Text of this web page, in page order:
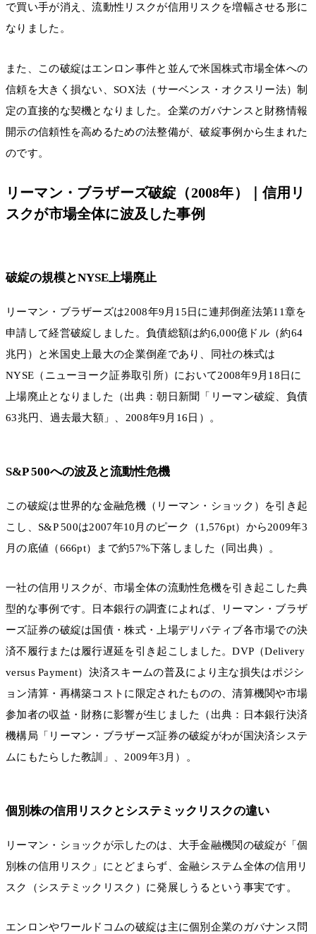
で買い手が消え、流動性リスクが信用リスクを増幅させる形に
なりました。
また、この破綻はエンロン事件と並んで米国株式市場全体への
信頼を大きく損ない、SOX法（サーベンス・オクスリー法）制
定の直接的な契機となりました。企業のガバナンスと財務情報
開示の信頼性を高めるための法整備が、破綻事例から生まれた
のです。
リーマン・ブラザーズ破綻（2008年）｜信用リ
スクが市場全体に波及した事例
破綻の規模とNYSE上場廃止
リーマン・ブラザーズは2008年9月15日に連邦倒産法第11章を
申請して経営破綻しました。負債総額は約6,000億ドル（約64
兆円）と米国史上最大の企業倒産であり、同社の株式は
NYSE（ニューヨーク証券取引所）において2008年9月18日に
上場廃止となりました（出典：朝日新聞「リーマン破綻、負債
63兆円、過去最大額」、2008年9月16日）。
S&P 500への波及と流動性危機
この破綻は世界的な金融危機（リーマン・ショック）を引き起
こし、S&P 500は2007年10月のピーク（1,576pt）から2009年3
月の底値（666pt）まで約57%下落しました（同出典）。
一社の信用リスクが、市場全体の流動性危機を引き起こした典
型的な事例です。日本銀行の調査によれば、リーマン・ブラザ
ーズ証券の破綻は国債・株式・上場デリバティブ各市場での決
済不履行または履行遅延を引き起こしました。DVP（Delivery
versus Payment）決済スキームの普及により主な損失はポジシ
ョン清算・再構築コストに限定されたものの、清算機関や市場
参加者の収益・財務に影響が生じました（出典：日本銀行決済
機構局「リーマン・ブラザーズ証券の破綻がわが国決済システ
ムにもたらした教訓」、2009年3月）。
個別株の信用リスクとシステミックリスクの違い
リーマン・ショックが示したのは、大手金融機関の破綻が「個
別株の信用リスク」にとどまらず、金融システム全体の信用リ
スク（システミックリスク）に発展しうるという事実です。
エンロンやワールドコムの破綻は主に個別企業のガバナンス問